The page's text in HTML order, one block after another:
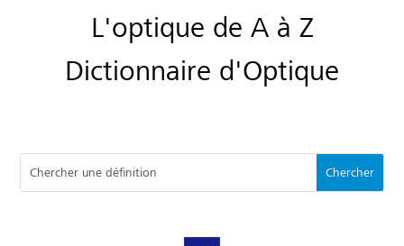
L'optique de A à Z
Dictionnaire d'Optique